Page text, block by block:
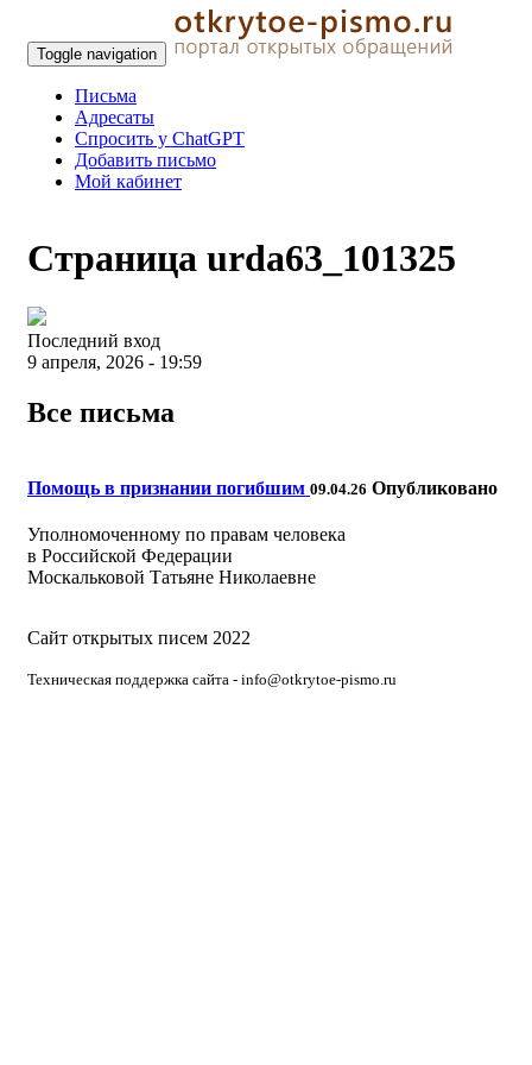
Toggle navigation
Письма
Адресаты
Спросить у ChatGPT
Добавить письмо
Мой кабинет
Страница urda63_101325
Последний вход
9 апреля, 2026 - 19:59
Все письма
Помощь в признании погибшим 09.04.26 Опубликовано
Уполномоченному по правам человека
в Российской Федерации
Москальковой Татьяне Николаевне
Сайт открытых писем 2022
Техническая поддержка сайта - info@otkrytoe-pismo.ru